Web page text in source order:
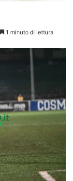
1 minuto di lettura